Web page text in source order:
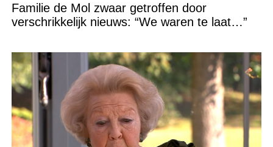
Familie de Mol zwaar getroffen door
verschrikkelijk nieuws: “We waren te laat…”